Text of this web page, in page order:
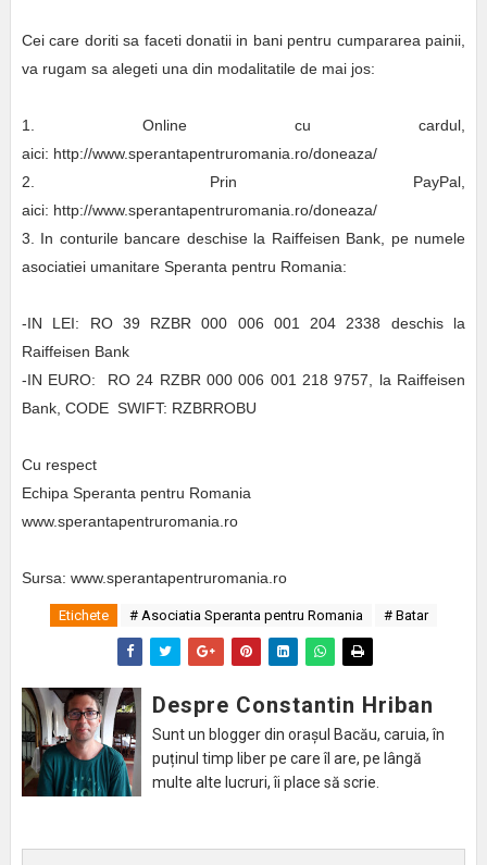
Cei care doriti sa faceti donatii in bani pentru cumpararea painii,
va rugam sa alegeti una din modalitatile de mai jos:
1. Online cu cardul,
aici: http://www.sperantapentruromania.ro/doneaza/
2. Prin PayPal,
aici: http://www.sperantapentruromania.ro/doneaza/
3. In conturile bancare deschise la Raiffeisen Bank, pe numele
asociatiei umanitare Speranta pentru Romania:
-IN LEI: RO 39 RZBR 000 006 001 204 2338 deschis la
Raiffeisen Bank
-IN EURO: RO 24 RZBR 000 006 001 218 9757, la Raiffeisen
Bank, CODE SWIFT: RZBRROBU
Cu respect
Echipa Speranta pentru Romania
www.sperantapentruromania.ro
Sursa: www.sperantapentruromania.ro
Etichete # Asociatia Speranta pentru Romania # Batar
Despre Constantin Hriban
Sunt un blogger din orașul Bacău, caruia, în
puținul timp liber pe care îl are, pe lângă
multe alte lucruri, îi place să scrie.